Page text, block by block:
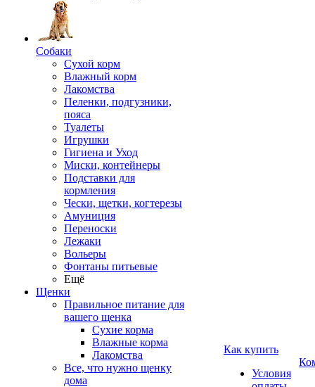
Собаки
Сухой корм
Влажный корм
Лакомства
Пеленки, подгузники,
пояса
Туалеты
Игрушки
Гигиена и Уход
Миски, контейнеры
Подставки для
кормления
Чески, щетки, когтерезы
Амуниция
Переноски
Лежаки
Вольеры
Фонтаны питьевые
Ещё
Щенки
Правильное питание для
вашего щенка
Сухие корма
Влажные корма
Лакомства
Все, что нужно щенку
дома
Как купить
Условия